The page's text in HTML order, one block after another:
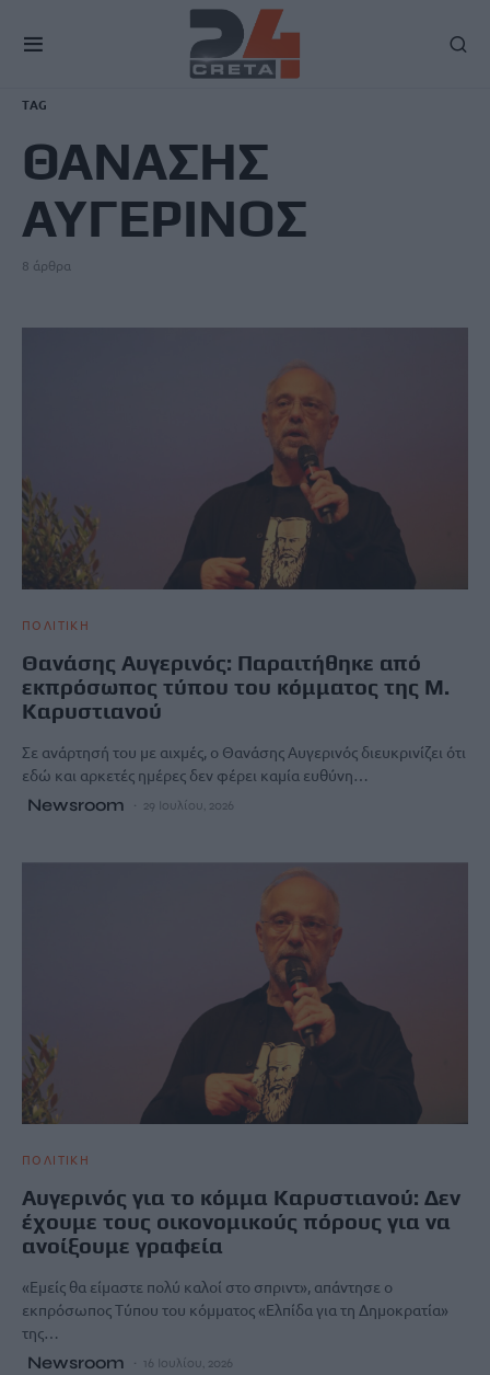
TAG
ΘΑΝΑΣΗΣ
ΑΥΓΕΡΙΝΟΣ
8 άρθρα
ΠΟΛΙΤΙΚΗ
Θανάσης Αυγερινός: Παραιτήθηκε από
εκπρόσωπος τύπου του κόμματος της Μ.
Καρυστιανού
Σε ανάρτησή του με αιχμές, ο Θανάσης Αυγερινός διευκρινίζει ότι
εδώ και αρκετές ημέρες δεν φέρει καμία ευθύνη…
Newsroom 29 Ιουλίου, 2026
ΠΟΛΙΤΙΚΗ
Αυγερινός για το κόμμα Καρυστιανού: Δεν
έχουμε τους οικονομικούς πόρους για να
ανοίξουμε γραφεία
«Εμείς θα είμαστε πολύ καλοί στο σπριντ», απάντησε ο
εκπρόσωπος Τύπου του κόμματος «Ελπίδα για τη Δημοκρατία»
της…
Newsroom 16 Ιουλίου, 2026